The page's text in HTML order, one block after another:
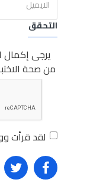
التحقق
يرجى إكمال
من صحة
لقد قرأت